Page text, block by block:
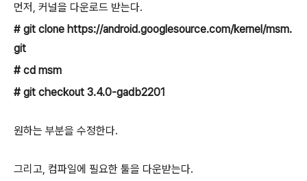
먼저, 커널을 다운로드 받는다.
# git clone https://android.googlesource.com/kernel/msm.
git
# cd msm
# git checkout 3.4.0-gadb2201
원하는 부분을 수정한다.
그리고, 컴파일에 필요한 툴을 다운받는다.